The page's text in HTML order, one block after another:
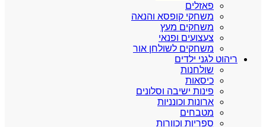
פאזלים
משחקי קופסא והנאה
משחקים מעץ
צעצועים ופנאי
משחקים לשולחן אור
ריהוט לגני ילדים
שולחנות
כיסאות
פינות ישיבה וסלונים
ארונות וכונניות
מטבחים
ספריות וכוורות